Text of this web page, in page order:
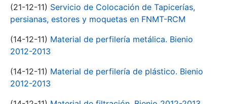
(21-12-11) Servicio de Colocación de Tapicerías,
persianas, estores y moquetas en FNMT-RCM
(14-12-11) Material de perfilería metálica. Bienio
2012-2013
(14-12-11) Material de perfilería de plástico. Bienio
2012-2013